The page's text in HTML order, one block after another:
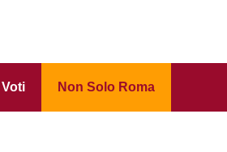
Voti Non Solo Roma